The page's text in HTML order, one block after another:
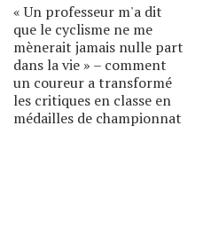
« Un professeur m'a dit
que le cyclisme ne me
mènerait jamais nulle part
dans la vie » – comment
un coureur a transformé
les critiques en classe en
médailles de championnat